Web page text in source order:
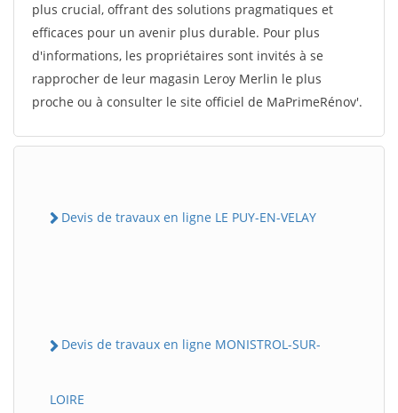
plus crucial, offrant des solutions pragmatiques et
efficaces pour un avenir plus durable. Pour plus
d'informations, les propriétaires sont invités à se
rapprocher de leur magasin Leroy Merlin le plus
proche ou à consulter le site officiel de MaPrimeRénov'.
Devis de travaux en ligne LE PUY-EN-VELAY
Devis de travaux en ligne MONISTROL-SUR-
LOIRE